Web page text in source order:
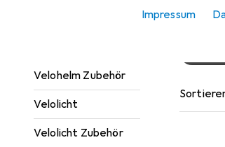
Impressum
Velohelm Zubehör
Velolicht
Velolicht Zubehör